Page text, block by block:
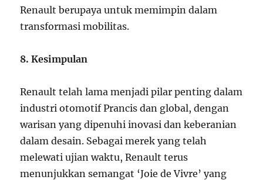
Renault berupaya untuk memimpin dalam
transformasi mobilitas.
8. Kesimpulan
Renault telah lama menjadi pilar penting dalam
industri otomotif Prancis dan global, dengan
warisan yang dipenuhi inovasi dan keberanian
dalam desain. Sebagai merek yang telah
melewati ujian waktu, Renault terus
menunjukkan semangat ‘Joie de Vivre’ yang